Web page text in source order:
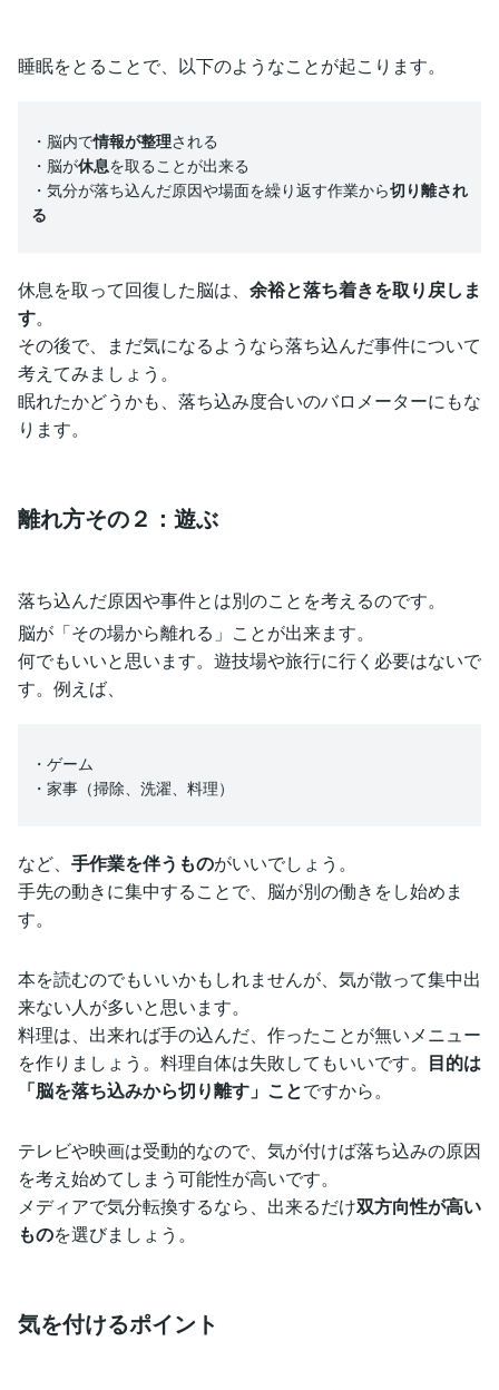
睡眠をとることで、以下のようなことが起こります。
・脳内で情報が整理される
・脳が休息を取ることが出来る
・気分が落ち込んだ原因や場面を繰り返す作業から切り離され
る
休息を取って回復した脳は、 余裕と落ち着きを取り戻しま
す。
その後で、まだ気になるようなら落ち込んだ事件について
考えてみましょう。
眠れたかどうかも、落ち込み度合いのバロメーターにもな
ります。
離れ方その２：遊ぶ
落ち込んだ原因や事件とは別のことを考えるのです。
脳が「その場から離れる」ことが出来ます。
何でもいいと思います。遊技場や旅行に行く必要はないで
す。例えば、
・ゲーム
・家事（掃除、洗濯、料理）
など、 手作業を伴うものがいいでしょう。
手先の動きに集中することで、脳が別の働きをし始めま
す。
本を読むのでもいいかもしれませんが、気が散って集中出
来ない人が多いと思います。
料理は、出来れば手の込んだ、作ったことが無いメニュー
を作りましょう。料理自体は失敗してもいいです。 目的は
「脳を落ち込みから切り離す」ことですから。
テレビや映画は受動的なので、気が付けば落ち込みの原因
を考え始めてしまう可能性が高いです。
メディアで気分転換するなら、出来るだけ双方向性が高い
ものを選びましょう。
気を付けるポイント